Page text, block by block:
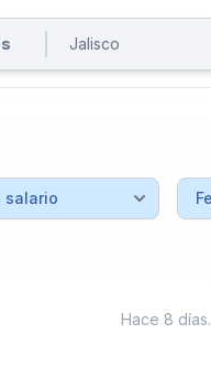
Hace 8 días.